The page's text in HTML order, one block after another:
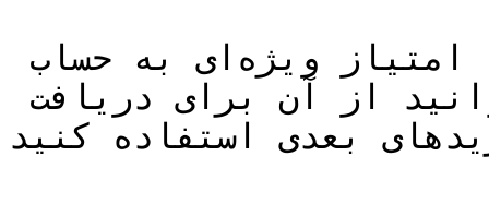
بعدی استفاده کنید.